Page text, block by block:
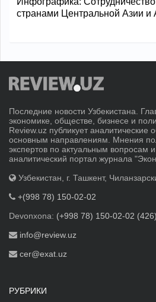
странами Центральной Азии и
Последние новости Узбекистана.
экономике, обществе, бизнесе и
Review.uz публикует аналитические
основным направлениям. Мнения
экспертов по актуальным
аналитический портал журнала
Узбекистан, г. Ташкент,
+(998 78) 150-02-02
Devonxona: (+998 78) 150-02-02 (426)
info@review.uz
cer@exat.uz
РУБРИКИ